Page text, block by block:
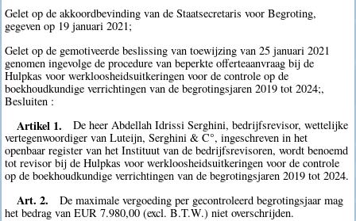
Gelet op de akkoordbevinding van de Staatsecretaris voor Begroting,
gegeven op 19 januari 2021;
Gelet op de gemotiveerde beslissing van toewijzing van 25 januari 2021
genomen ingevolge de procedure van beperkte offerteaanvraag bij de
Hulpkas voor werkloosheidsuitkeringen voor de controle op de
boekhoudkundige verrichtingen van de begrotingsjaren 2019 tot 2024;,
Besluiten :
Artikel 1.
De heer Abdellah Idrissi Serghini, bedrijfsrevisor, wettelijke
vertegenwoordiger van Luteijn, Serghini & C°, ingeschreven in het
openbaar register van het Instituut van de bedrijfsrevisoren, wordt benoemd
tot revisor bij de Hulpkas voor werkloosheidsuitkeringen voor de controle
op de boekhoudkundige verrichtingen van de begrotingsjaren 2019 tot 2024.
Art. 2.
De maximale vergoeding per gecontroleerd begrotingsjaar mag
het bedrag van EUR 7.980,00 (excl. B.T.W.) niet overschrijden.